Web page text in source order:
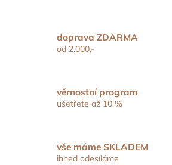
doprava ZDARMA
od 2.000,-
věrnostní program
ušetřete až 10 %
vše máme SKLADEM
ihned odesíláme